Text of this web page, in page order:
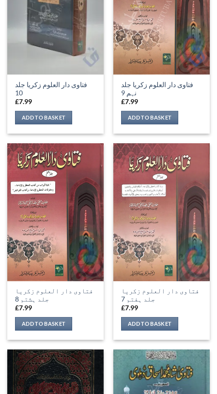
فتاوی دار العلوم زکریا جلد
10
£7.99
ADD TO BASKET
فتاوی دار العلوم زکریا جلد
نہم 9
£7.99
ADD TO BASKET
فتاوی دار العلوم زکریا
جلد ہشتم 8
£7.99
ADD TO BASKET
فتاوی دار العلوم زکریا
جلد ہفتم 7
£7.99
ADD TO BASKET